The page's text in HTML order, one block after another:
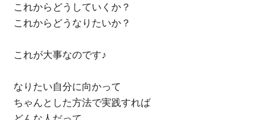
これからどうしていくか？
これからどうなりたいか？
これが大事なのです♪
なりたい自分に向かって
ちゃんとした方法で実践すれば